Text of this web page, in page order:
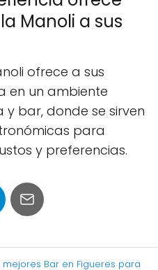
Manoli a sus
ofrece a sus
en un ambiente
bar, donde se sirven
para
y preferencias.
mejores Bar en Figueres para